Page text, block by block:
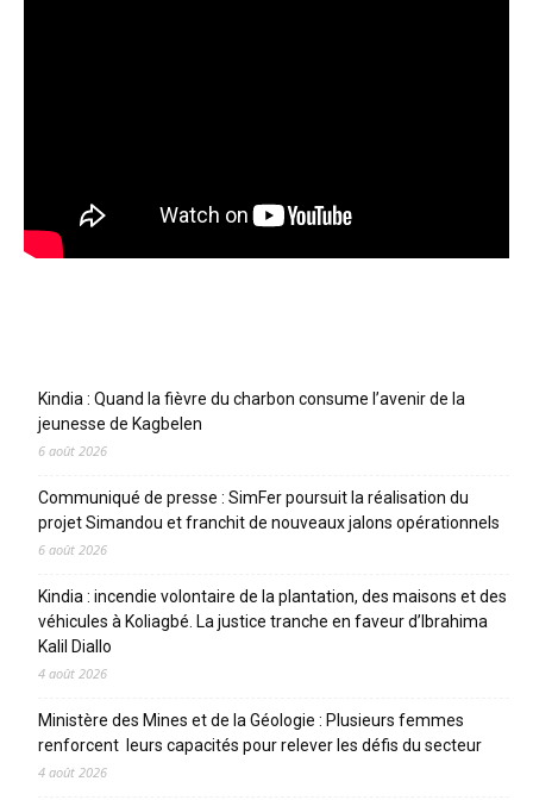
Kindia : Quand la fièvre du charbon consume l’avenir de la
jeunesse de Kagbelen
6 août 2026
Communiqué de presse : SimFer poursuit la réalisation du
projet Simandou et franchit de nouveaux jalons opérationnels
6 août 2026
Kindia : incendie volontaire de la plantation, des maisons et des
véhicules à Koliagbé. La justice tranche en faveur d’Ibrahima
Kalil Diallo
4 août 2026
Ministère des Mines et de la Géologie : Plusieurs femmes
renforcent leurs capacités pour relever les défis du secteur
4 août 2026